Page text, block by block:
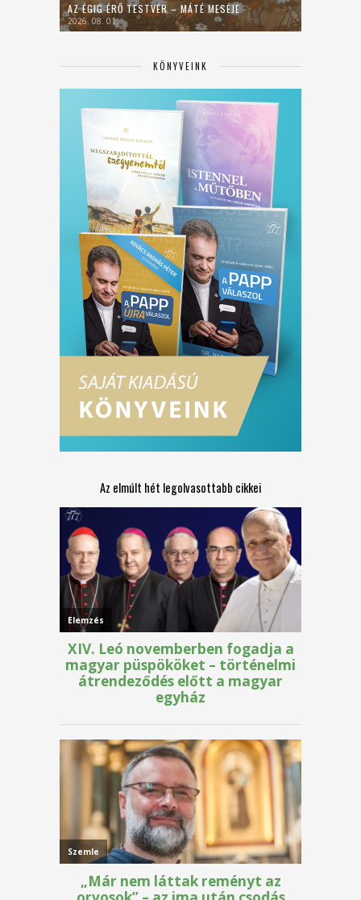
AZ ÉGIG ÉRŐ TESTVÉR – MÁTÉ MESÉJE
2026. 08. 01.
KÖNYVEINK
Az elmúlt hét legolvasottabb cikkei